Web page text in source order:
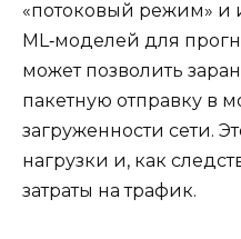
«потоковый режим» и
ML‑моделей для
может позволить
пакетную отправку в
загруженности сети.
нагрузки и, как
затраты на трафик.